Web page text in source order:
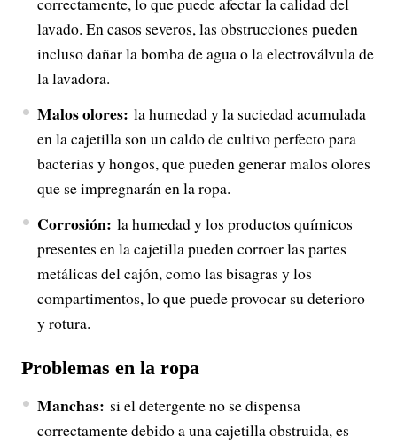
lavado. En casos severos, las obstrucciones pueden
incluso dañar la bomba de agua o la electroválvula de
la lavadora.
Malos olores: la humedad y la suciedad acumulada
en la cajetilla son un caldo de cultivo perfecto para
bacterias y hongos, que pueden generar malos olores
que se impregnarán en la ropa.
Corrosión: la humedad y los productos químicos
presentes en la cajetilla pueden corroer las partes
metálicas del cajón, como las bisagras y los
compartimentos, lo que puede provocar su deterioro
y rotura.
Problemas en la ropa
Manchas: si el detergente no se dispensa
correctamente debido a una cajetilla obstruida, es